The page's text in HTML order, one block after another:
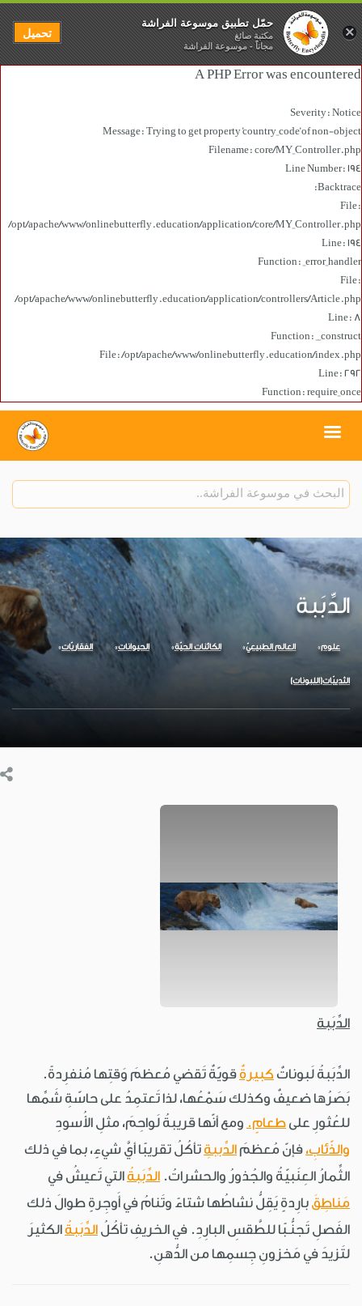
A PHP Error was encountered
Severity: Notice
Message: Trying to get property 'country_code' of non-object
Filename: core/MY_Controller.php
Line Number: 194
Backtrace:
File:
/opt/apache/www/onlinebutterfly.education/application/core/MY_Controller.php
Line: 194
Function: _error_handler
File:
/opt/apache/www/onlinebutterfly.education/application/controllers/Article.php
Line: 8
Function: __construct
File: /opt/apache/www/onlinebutterfly.education/index.php
Line: 292
Function: require_once
الدِّبَبة
علوم العالم الطبيعيّ الكائنات الحيّة الحيوانات الفقاريّات
الثدييّات(اللبونات)
الدِّبَبة
الدِّبَبةُ لَبوناتٌ كبيرةٌ قويّةٌ تَقضي مُعظمَ وَقتِها مُنفرِدةً.
بَصَرُها ضعيفٌ وكذلك سَمْعُها، لذا تَعتمِدُ على حاسّةِ شَمِّها
للعُثورِ على طعامٍ. ومع أنّها قريبةُ لَواحِمَ، مثلِ الأُسودِ
والذّئابِ، فإنّ مُعظمَ الدِّببةِ تأكُلُ تقريبًا أيَّ شيءٍ، بما في ذلك
الثِّمارُ العِنَبيّةُ والجُذورُ والحشراتُ. الدِّبَبةُ التي تَعيشُ في
مَناطِقَ بارِدةٍ يَقِلُّ نشاطُها شتاءً وتَنامُ في أَوجِرةٍ طوالَ ذلك
الفَصلِ تَجنُّـبًا للطَّقسِ البارِدِ. في الخريفِ تأكُلُ الدِّبَبةُ الكثيرَ
لتَزيدَ في مَخزونِ جِسمِها من الدُّهنِ.
×
حمّل تطبيق موسوعة الفراشة
مكتبة صائغ
مجاناً - موسوعة الفراشة
تحميل